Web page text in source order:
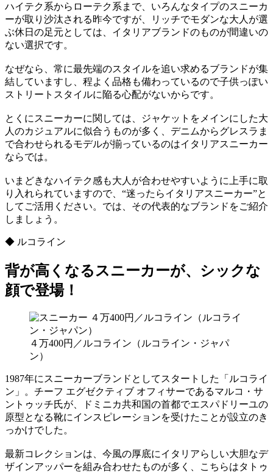
ハイテク系からローテク系まで、いろんなタイプのスニーカ
ーが取り沙汰される昨今ですが、リッチでモダンな大人が選
ぶ休日の足元としては、イタリアブランドのものが間違いの
ない選択です。
なぜなら、常に最先端のスタイルを追い求めるブランドが集
結していますし、程よく品格も備わっているので子供っぽい
ストリートスタイルに陥る心配がないからです。
とくにスニーカーに関しては、ジャケットをメインにした大
人のカジュアルに似合うものが多く、デニムからグレスラま
で合わせられるモデルが揃っているのはイタリアスニーカー
ならでは。
いまどきなハイテク感も大人が合わせやすいように上手に取
り入れられていますので、“迷ったらイタリアスニーカー”と
してご活用ください。では、その代表的なブランドをご紹介
しましょう。
◆ ルコライン
背が高くなるスニーカーが、シックな
顔で登場！
４万400円／ルコライン（ルコライン・ジャパ
ン）
1987年にスニーカーブランドとしてスタートした「ルコライ
ン」。チーフ エグゼクティブ オフィサーであるマルコ・サ
ントゥッチ氏が、ドミニカ共和国の首都でエスパドリーユの
原型となる靴にインスピレーションを受けたことが設立のき
っかけでした。
最新コレクションは、今風の厚底にイタリアらしい大胆なデ
ザインアッパーを組み合わせたものが多く、こちらはタトゥ